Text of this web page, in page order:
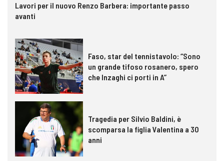
Lavori per il nuovo Renzo Barbera: importante passo
avanti
Faso, star del tennistavolo: “Sono
un grande tifoso rosanero, spero
che Inzaghi ci porti in A”
Tragedia per Silvio Baldini, è
scomparsa la figlia Valentina a 30
anni